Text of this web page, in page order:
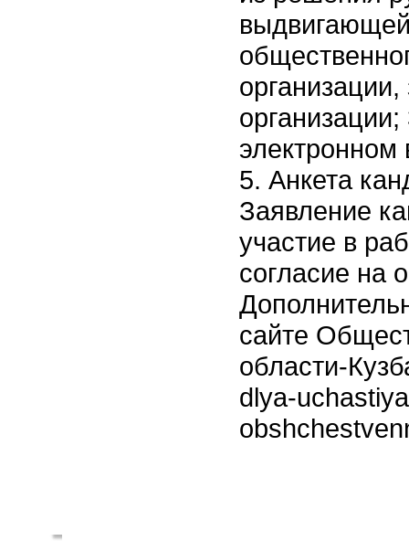
электронном
5. Анкета
Заявление
участие в
согласие на
сайте
области-
dlya-